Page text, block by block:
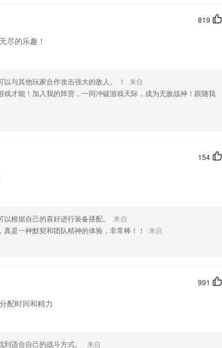
819
尽的乐趣！
以与其他玩家合作攻击强大的敌人。 ！
来自
戏才能！加入我的阵营，一同冲破游戏天际，成为无敌战神！跟随我
154
根据自己的喜好进行装备搭配。
来自
真是一种默契和团队精神的体验，非常棒！！
来自
991
配时间和精力
到适合自己的战斗方式。
来自